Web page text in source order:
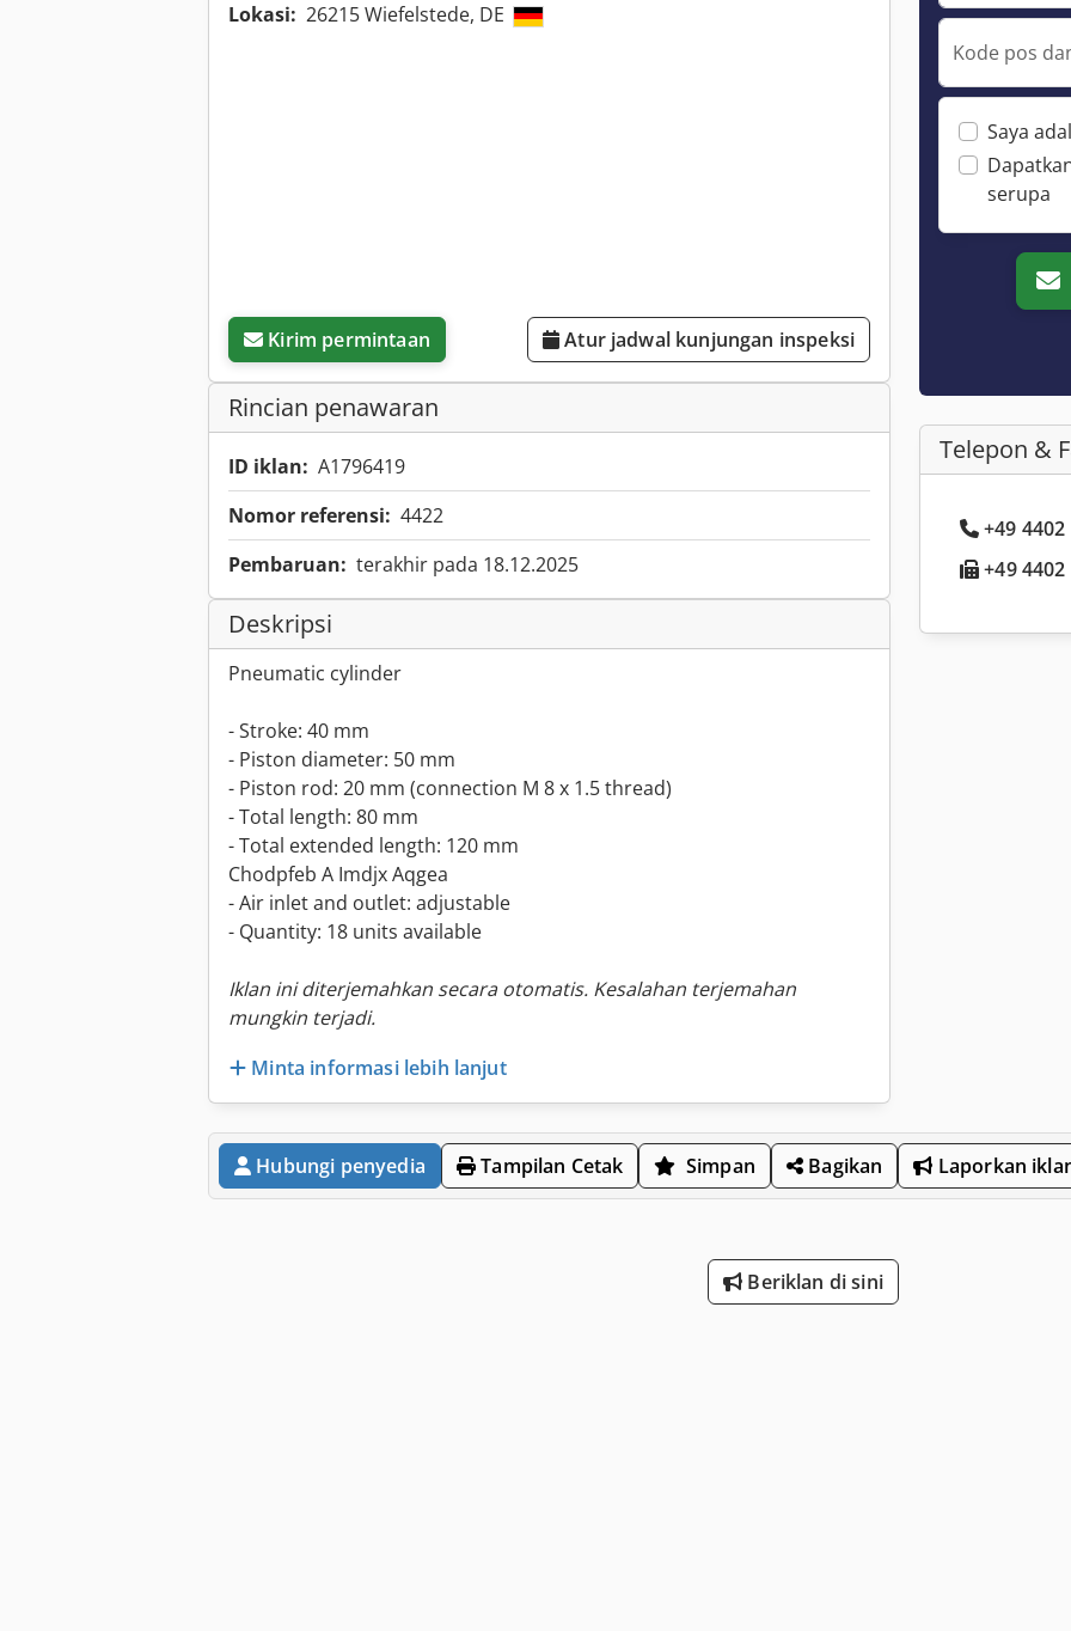
Lokasi: 26215 Wiefelstede, DE
Kirim permintaan Atur jadwal kunjungan inspeksi
Rincian penawaran
ID iklan: A1796419
Nomor referensi: 4422
Pembaruan: terakhir pada 18.12.2025
Deskripsi
Pneumatic cylinder
- Stroke: 40 mm
- Piston diameter: 50 mm
- Piston rod: 20 mm (connection M 8 x 1.5 thread)
- Total length: 80 mm
- Total extended length: 120 mm
Chodpfeb A Imdjx Aqgea
- Air inlet and outlet: adjustable
- Quantity: 18 units available
Iklan ini diterjemahkan secara otomatis. Kesalahan terjemahan
mungkin terjadi.
Minta informasi lebih lanjut
Kode pos
Saya
serupa
Telepon &
+49
+49
Hubungi penyedia Tampilan Cetak Simpan Bagikan Laporkan
Beriklan di sini